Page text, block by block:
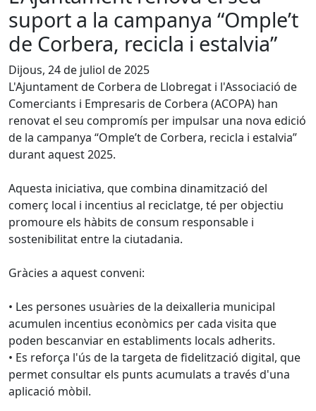
suport a la campanya “Omple’t
de Corbera, recicla i estalvia”
Dijous, 24 de juliol de 2025
L'Ajuntament de Corbera de Llobregat i l'Associació de
Comerciants i Empresaris de Corbera (ACOPA) han
renovat el seu compromís per impulsar una nova edició
de la campanya “Omple’t de Corbera, recicla i estalvia”
durant aquest 2025.
Aquesta iniciativa, que combina dinamització del
comerç local i incentius al reciclatge, té per objectiu
promoure els hàbits de consum responsable i
sostenibilitat entre la ciutadania.
Gràcies a aquest conveni:
• Les persones usuàries de la deixalleria municipal
acumulen incentius econòmics per cada visita que
poden bescanviar en establiments locals adherits.
• Es reforça l'ús de la targeta de fidelització digital, que
permet consultar els punts acumulats a través d'una
aplicació mòbil.